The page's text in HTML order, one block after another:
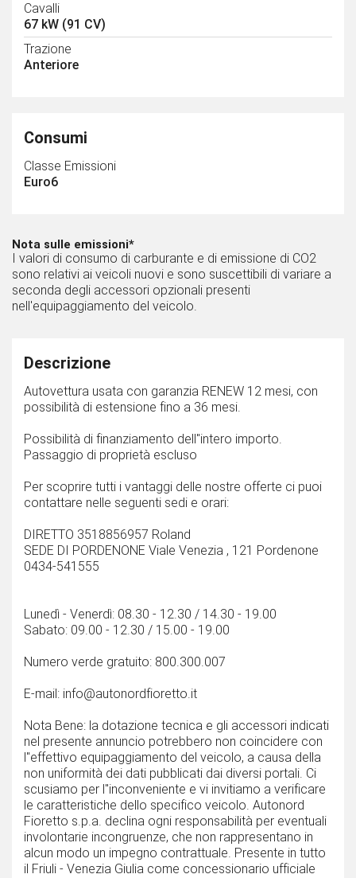
Cavalli
67 kW (91 CV)
Trazione
Anteriore
Consumi
Classe Emissioni
Euro6
Nota sulle emissioni*
I valori di consumo di carburante e di emissione di CO2
sono relativi ai veicoli nuovi e sono suscettibili di variare a
seconda degli accessori opzionali presenti
nell'equipaggiamento del veicolo.
Descrizione
Autovettura usata con garanzia RENEW 12 mesi, con
possibilità di estensione fino a 36 mesi.
Possibilità di finanziamento dell''intero importo.
Passaggio di proprietà escluso
Per scoprire tutti i vantaggi delle nostre offerte ci puoi
contattare nelle seguenti sedi e orari:
DIRETTO 3518856957 Roland
SEDE DI PORDENONE Viale Venezia , 121 Pordenone
0434-541555
Lunedì - Venerdì: 08.30 - 12.30 / 14.30 - 19.00
Sabato: 09.00 - 12.30 / 15.00 - 19.00
Numero verde gratuito: 800.300.007
E-mail: info@autonordfioretto.it
Nota Bene: la dotazione tecnica e gli accessori indicati
nel presente annuncio potrebbero non coincidere con
l''effettivo equipaggiamento del veicolo, a causa della
non uniformità dei dati pubblicati dai diversi portali. Ci
scusiamo per l''inconveniente e vi invitiamo a verificare
le caratteristiche dello specifico veicolo. Autonord
Fioretto s.p.a. declina ogni responsabilità per eventuali
involontarie incongruenze, che non rappresentano in
alcun modo un impegno contrattuale. Presente in tutto
il Friuli - Venezia Giulia come concessionario ufficiale